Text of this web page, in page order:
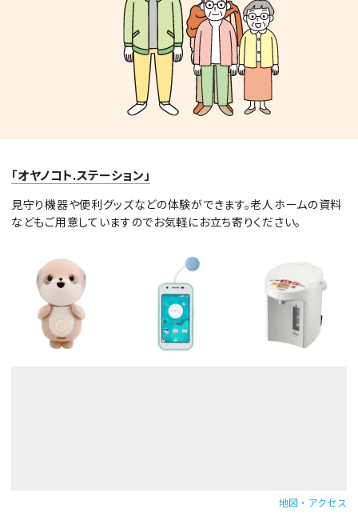
「オヤノコト.ステーション」
見守り機器や便利グッズなどの体験ができます。老人ホームの資料
などもご用意していますのでお気軽にお立ち寄りください。
地図・アクセス